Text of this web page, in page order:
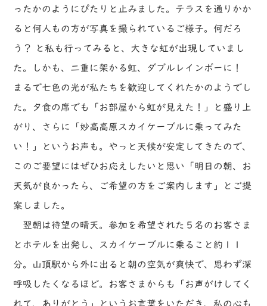
ったかのようにぴたりと止みました。テラスを通りかか
ると何人もの方が写真を撮られているご様子。何だろ
う？ と私も行ってみると、大きな虹が出現していまし
た。しかも、二重に架かる虹、ダブルレインボーに！
まるで七色の光が私たちを歓迎してくれたかのようでし
た。夕食の席でも「お部屋から虹が見えた！」と盛り上
がり、さらに「妙高高原スカイケーブルに乗ってみた
い！」というお声も。やっと天候が安定してきたので、
このご要望にはぜひお応えしたいと思い「明日の朝、お
天気が良かったら、ご希望の方をご案内します」とご提
案しました。
翌朝は待望の晴天。参加を希望された５名のお客さま
とホテルを出発し、スカイケーブルに乗ること約１１
分。山頂駅から外に出ると朝の空気が爽快で、思わず深
呼吸したくなるほど。お客さまからも「お声がけしてく
れて、ありがとう」というお言葉をいただき、私の心も